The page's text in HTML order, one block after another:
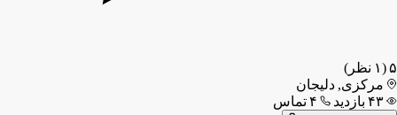
۵(۱ نظر)
مرکزی, دلیجان